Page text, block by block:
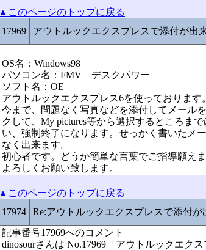
▲このページのトップに戻る
17969
アウトルックエクスプレスで添付が出
OS名：Windows98
パソコン名：FMV デスクパワー
ソフト名：OE
アウトルックエクスプレス6を使っております。
今まで、問題なく写真などを添付してメール
クして、My pictures等から選択するところま
い、強制終了になります。せっかく書いたメ
なく出来ます。
初心者です。どうか簡単な言葉でご指導願え
よろしくお願い致します。
▲このページのトップに戻る
17974
Re:アウトルックエクスプレスで添付が
記事番号17969へのコメント
dinosourさんは No.17969「アウトルックエク